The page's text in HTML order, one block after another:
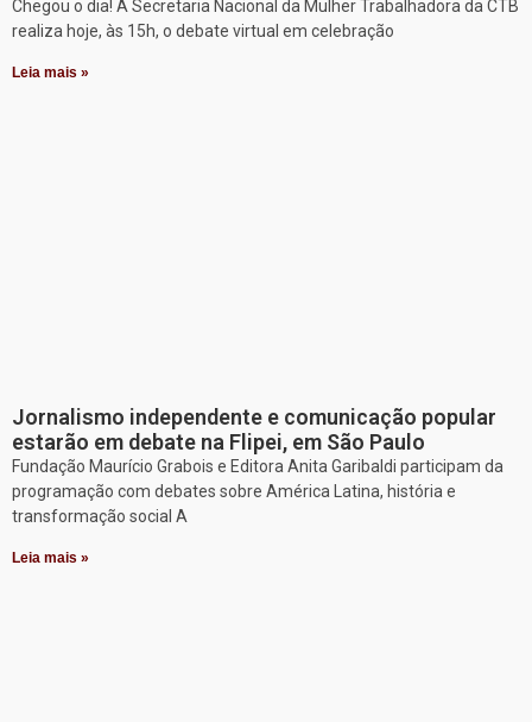
Chegou o dia! A Secretaria Nacional da Mulher Trabalhadora da CTB
realiza hoje, às 15h, o debate virtual em celebração
Leia mais »
Jornalismo independente e comunicação popular
estarão em debate na Flipei, em São Paulo
Fundação Maurício Grabois e Editora Anita Garibaldi participam da
programação com debates sobre América Latina, história e
transformação social A
Leia mais »